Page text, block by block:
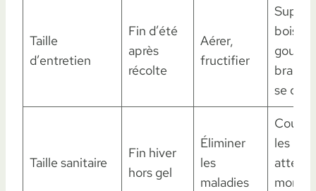
Taille
d’entretien
Fin d’été
après
récolte
Aérer,
fructifier
bois
se
Taille sanitaire
Fin hiver
hors gel
Éliminer
les
maladies
les bois